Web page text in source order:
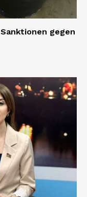
gegen